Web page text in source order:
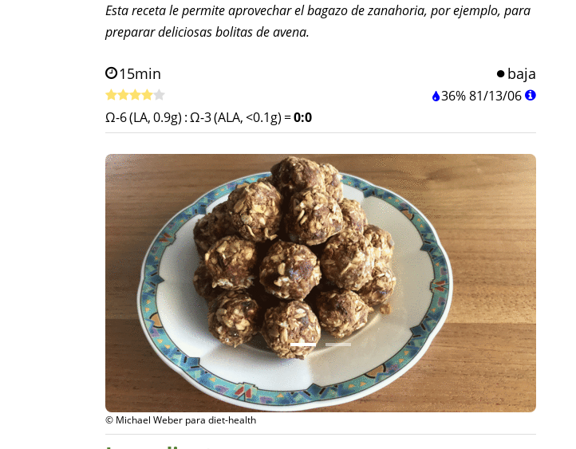
Esta receta le permite aprovechar el bagazo de zanahoria, por ejemplo, para
preparar deliciosas bolitas de avena.
15min baja
36%81/13/06
Ω-6 (LA, 0.9g) :Ω-3 (ALA, <0.1g) =0:0
© Michael Weber para diet-health